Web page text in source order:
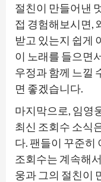
절친이 만들어낸
접 경험해보시면,
받고 있는지 쉽게
이 노래를 들으면
우정과 함께 느낄
면 좋겠습니다.
마지막으로, 임영
최신 조회수 소식
다. 팬들이 꾸준히
조회수는 계속해
웅과 그의 절친이